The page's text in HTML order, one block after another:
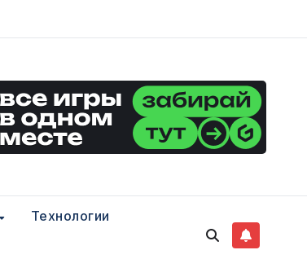
Технологии